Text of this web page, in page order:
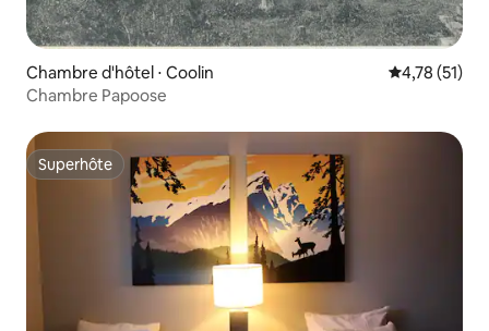
Chambre d'hôtel ⋅ Coolin Évaluation
4,78 (51)
Chambre Papoose
Superhôte
Superhôte